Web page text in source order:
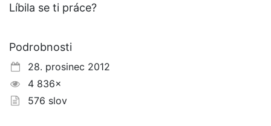
Líbila se ti práce?
Podrobnosti
28. prosinec 2012
4 836×
576 slov